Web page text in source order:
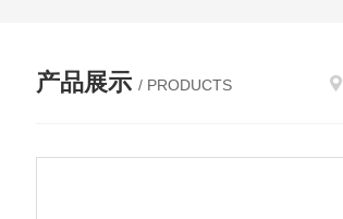
产品展示 / PRODUCTS